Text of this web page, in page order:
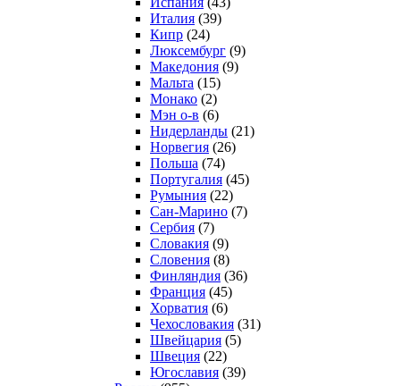
Италия (39)
Кипр (24)
Люксембург (9)
Македония (9)
Мальта (15)
Монако (2)
Мэн о-в (6)
Нидерланды (21)
Норвегия (26)
Польша (74)
Португалия (45)
Румыния (22)
Сан-Марино (7)
Сербия (7)
Словакия (9)
Словения (8)
Финляндия (36)
Франция (45)
Хорватия (6)
Чехословакия (31)
Швейцария (5)
Швеция (22)
Югославия (39)